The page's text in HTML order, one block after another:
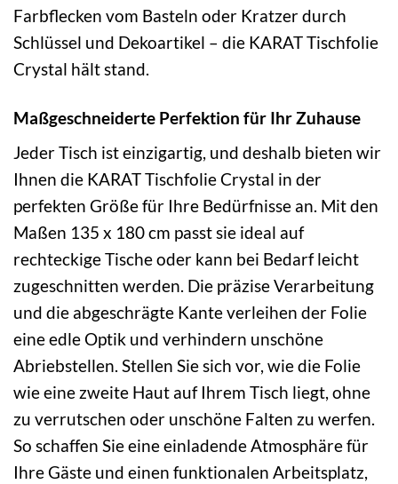
Farbflecken vom Basteln oder Kratzer durch
Schlüssel und Dekoartikel – die KARAT Tischfolie
Crystal hält stand.
Maßgeschneiderte Perfektion für Ihr Zuhause
Jeder Tisch ist einzigartig, und deshalb bieten wir
Ihnen die KARAT Tischfolie Crystal in der
perfekten Größe für Ihre Bedürfnisse an. Mit den
Maßen 135 x 180 cm passt sie ideal auf
rechteckige Tische oder kann bei Bedarf leicht
zugeschnitten werden. Die präzise Verarbeitung
und die abgeschrägte Kante verleihen der Folie
eine edle Optik und verhindern unschöne
Abriebstellen. Stellen Sie sich vor, wie die Folie
wie eine zweite Haut auf Ihrem Tisch liegt, ohne
zu verrutschen oder unschöne Falten zu werfen.
So schaffen Sie eine einladende Atmosphäre für
Ihre Gäste und einen funktionalen Arbeitsplatz,